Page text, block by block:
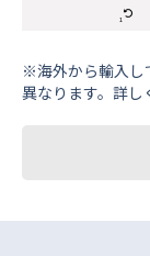
※海外から輸⼊し
異なります。詳し